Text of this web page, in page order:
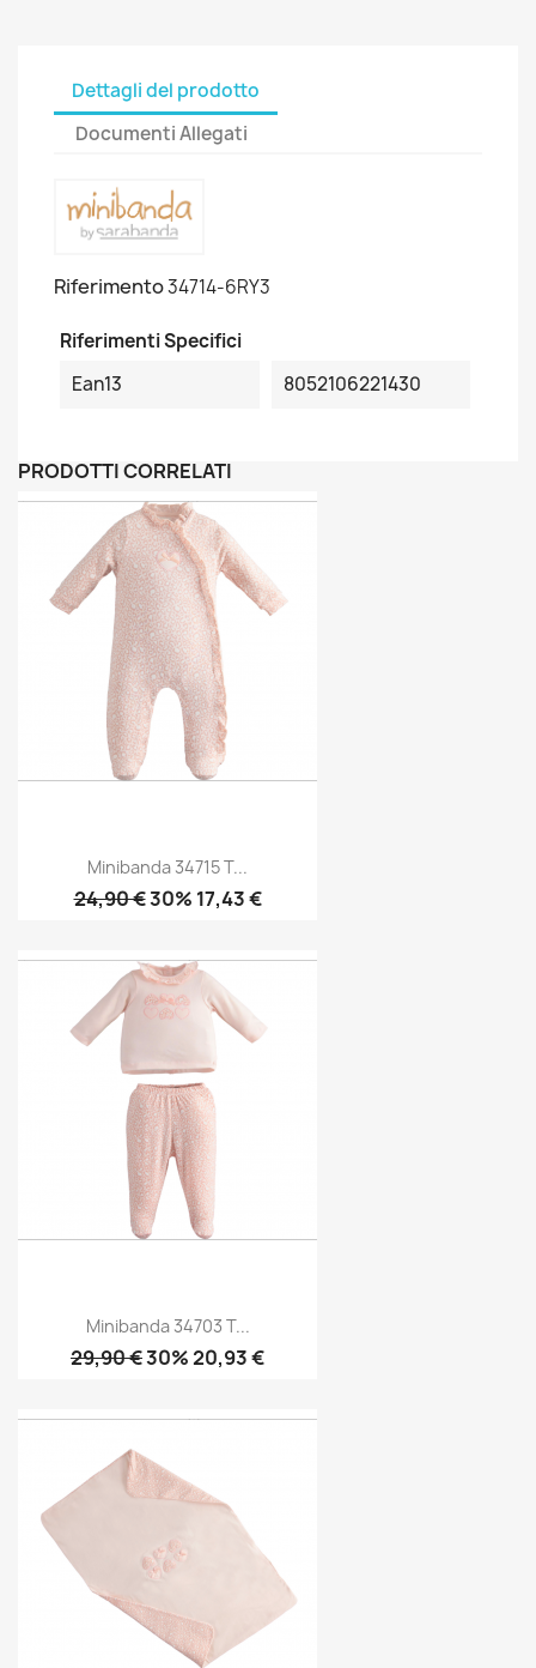
Dettagli del prodotto
Documenti Allegati
Riferimento34714-6RY3
Riferimenti Specifici
Ean13
8052106221430
PRODOTTI CORRELATI
Minibanda 34715 T...
24,90 €30% 17,43 €
Minibanda 34703 T...
29,90 €30% 20,93 €